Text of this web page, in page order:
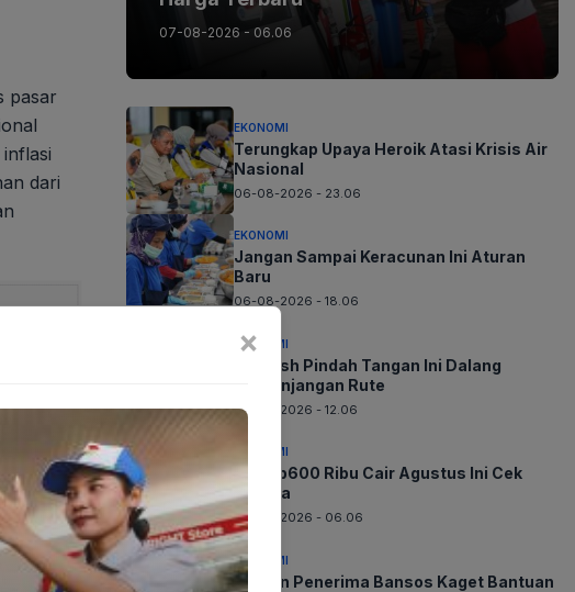
pasar
dari
07-08-2026 - 06.06
EKONOMI
Terungkap Upaya Heroik Atasi Krisis Air
Nasional
06-08-2026 - 23.06
EKONOMI
Jangan Sampai Keracunan Ini Aturan
Baru
06-08-2026 - 18.06
EKONOMI
Whoosh Pindah Tangan Ini Dalang
Perpanjangan Rute
06-08-2026 - 12.06
EKONOMI
BLT Rp600 Ribu Cair Agustus Ini Cek
Segera
06-08-2026 - 06.06
EKONOMI
Jutaan Penerima Bansos Kaget Bantuan
×